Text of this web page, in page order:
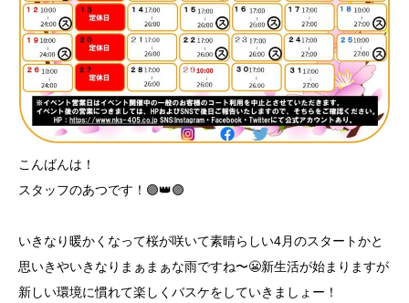
こんばんは！
スタッフのあつです！🟣👑🟣
いきなり暖かくなって桜が咲いて素晴らしい4月のスタートかと
思いきやいきなりまぁまぁな雨ですね〜😬新生活が始まりますが
新しい環境に慣れて楽しくバスケをしていきましょー！